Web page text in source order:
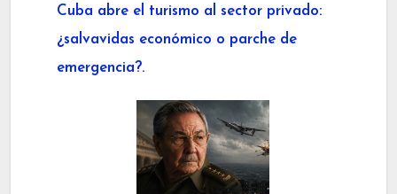
Cuba abre el turismo al sector privado:
¿salvavidas económico o parche de
emergencia?.